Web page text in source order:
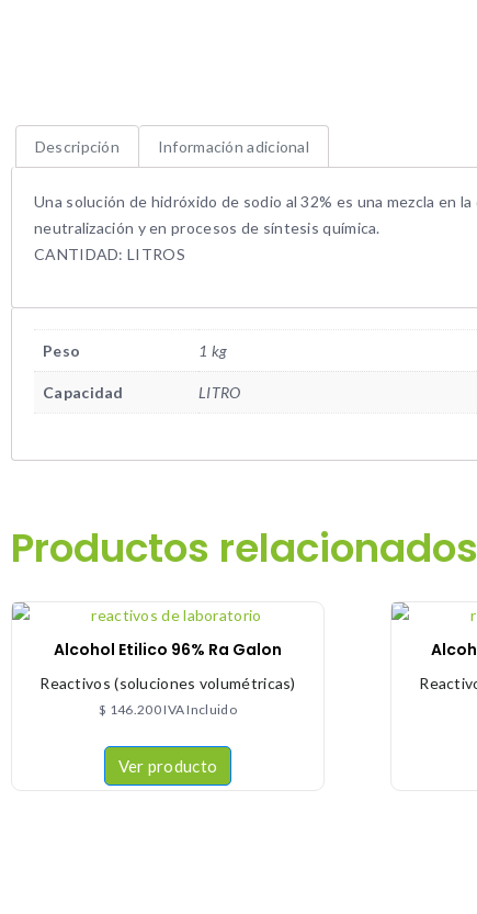
Descripción Información adicional
Una solución de hidróxido de sodio al 32% es una mezcla en
neutralización y en procesos de síntesis química.
CANTIDAD: LITROS
Peso 1 kg
Capacidad LITRO
Productos relacionados
Alcohol Etilico 96% Ra Galon
Reactivos (soluciones volumétricas)
$ 146.200IVA Incluido
Ver producto